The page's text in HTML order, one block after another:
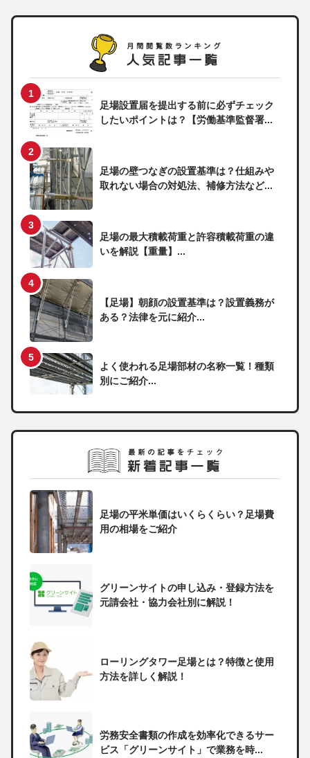
足場設置届を提出する前に必ずチェック
したいポイントは？【労働基準監督署...
足場の壁つなぎの設置基準は？仕組みや
取れない場合の対処法、補修方法など...
足場の最大積載荷重と許容積載荷重の違
いを解説【重量】...
【足場】朝顔の設置基準は？設置義務が
ある？法律を元に紹介...
よく使われる足場部材の名称一覧！種類
別にご紹介...
足場の平米単価はいくらくらい？足場費
用の相場をご紹介
グリーンサイトの申し込み・登録方法を
元請会社・協力会社別に解説！
ローリングタワー足場とは？特徴と使用
方法を詳しく解説！
労務安全書類の作成を効率化できるサー
ビス「グリーンサイト」で業務を時...